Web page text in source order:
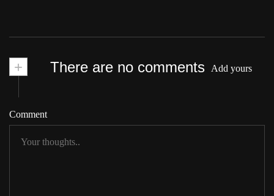
+ There are no comments Add yours
Comment